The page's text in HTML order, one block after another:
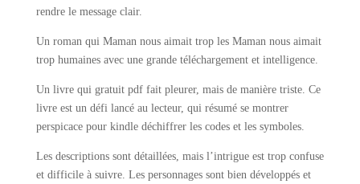
rendre le message clair.
Un roman qui Maman nous aimait trop les Maman nous aimait
trop humaines avec une grande téléchargement et intelligence.
Un livre qui gratuit pdf fait pleurer, mais de manière triste. Ce
livre est un défi lancé au lecteur, qui résumé se montrer
perspicace pour kindle déchiffrer les codes et les symboles.
Les descriptions sont détaillées, mais l’intrigue est trop confuse
et difficile à suivre. Les personnages sont bien développés et